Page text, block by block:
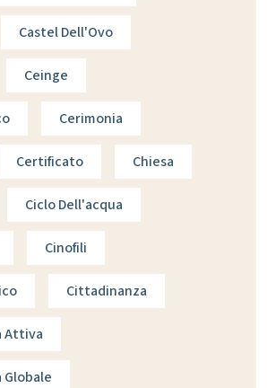
Castel Dell'Ovo
Ceinge
Cerimonia
Certificato Chiesa
Ciclo Dell'acqua
Cinofili
Cittadinanza
Attiva